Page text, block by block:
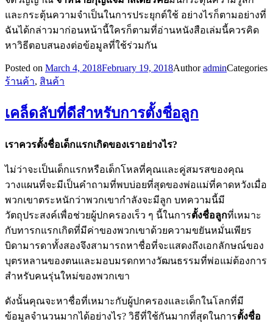
และกระตุ้นความจำเป็นในการประยุกต์ใช้ อย่างไรก็ตามอย่างที่
ฉันได้กล่าวมาก่อนหน้านี้ใครก็ตามที่อ่านหนังสือเล่มนี้ควรคิด
หาวิธีตอบสนองต่อข้อมูลที่ใช้ร่วมกัน
Posted on March 4, 2018February 19, 2018AuthoradminCategories
ร้านค้า, สินค้า
เคล็ดลับที่ดีสำหรับการตั้งชื่อลูก
เราควรตั้งชื่อเด็กแรกเกิดของเราอย่างไร?
ไม่ว่าจะเป็นเด็กแรกหรือเด็กโหลที่คุณและคู่สมรสของคุณ
วางแผนที่จะมีเป็นคำถามที่พบบ่อยที่สุดของพ่อแม่ที่คาดหวังเมื่อ
พวกเขาตระหนักว่าพวกเขากำลังจะมีลูก บทความนี้มี
วัตถุประสงค์เพื่อช่วยผู้ปกครองเร็ว ๆ นี้ในการตั้งชื่อลูกที่เหมาะ
กับทารกแรกเกิดที่มีค่าของพวกเขาด้วยความขยันหมั่นเพียร
บิดามารดาทั้งสองจึงสามารถหาชื่อที่จะแสดงถึงเอกลักษณ์ของ
บุตรหลานของตนและมอบมรดกทางวัฒนธรรมที่พ่อแม่ต้องการ
สำหรับคนรุ่นใหม่ของพวกเขา
ดังนั้นคุณจะหาชื่อที่เหมาะกับผู้ปกครองและเด็กในโลกที่มี
ข้อมูลจำนวนมากได้อย่างไร? วิธีที่ใช้กันมากที่สุดในการตั้งชื่อ